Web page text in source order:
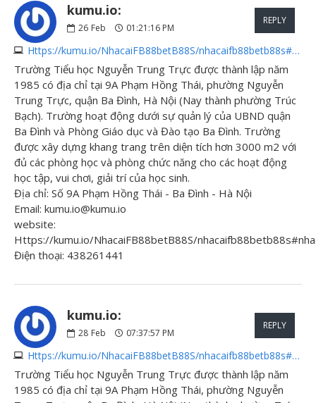
kumu.io:
26 Feb 01:21:16 PM
Https://kumu.io/NhacaiFB88betB88S/nhacaifb88betb88s#nhacaifb88betb88s
REPLY
Trường Tiểu học Nguyễn Trung Trực được thành lập năm
1985 có địa chỉ tại 9A Phạm Hồng Thái, phường Nguyễn
Trung Trực, quận Ba Đình, Hà Nội (Nay thành phường Trúc
Bạch). Trường hoạt động dưới sự quản lý của UBND quận
Ba Đình và Phòng Giáo dục và Đào tạo Ba Đình. Trường
được xây dựng khang trang trên diện tích hơn 3000 m2 với
đủ các phòng học và phòng chức năng cho các hoạt động
học tập, vui chơi, giải trí của học sinh.
Địa chỉ: Số 9A Phạm Hồng Thái - Ba Đình - Hà Nội
Email: kumu.io@kumu.io
website:
Https://kumu.io/NhacaiFB88betB88S/
Điện thoại: 438261441
kumu.io:
28 Feb 07:37:57 PM
Https://kumu.io/NhacaiFB88betB88S/nhacaifb88betb88s#nhacaifb88betb88s
REPLY
Trường Tiểu học Nguyễn Trung Trực được thành lập năm
1985 có địa chỉ tại 9A Phạm Hồng Thái, phường Nguyễn